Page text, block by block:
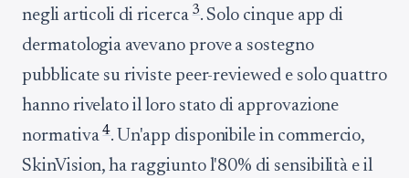
negli articoli di ricerca 3. Solo cinque app di
dermatologia avevano prove a sostegno
pubblicate su riviste peer-reviewed e solo quattro
hanno rivelato il loro stato di approvazione
normativa4. Un'app disponibile in commercio,
SkinVision, ha raggiunto l'80% di sensibilità e il